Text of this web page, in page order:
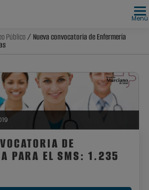
Menú
Público/ Nueva convocatoria de Enfermería
DE
PARA EL SMS: 1.235